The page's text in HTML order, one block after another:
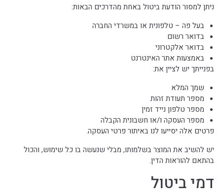
ניתן למסור הודעת ביטול באחת מהדרכים הבאות:
בעל פה – טלפונית או במשרדי החברה
בדואר רשום
בדואר אלקטרוני
באמצעות אתר האינטרנט
בפנייתך יש לציין את:
שמך המלא
מספר תעודת זהות
מספר טלפון נייד זמין
מספר העסקה ו/או חשבונית הקבלה
פרטים אלה יסייעו לנו באיתור פרטי העסקה.
יש להשיב את המוצר בשלמותו, מבלי שנעשה בו כל שימוש, והכול
בהתאם להוראות הדין.
דמי ביטול